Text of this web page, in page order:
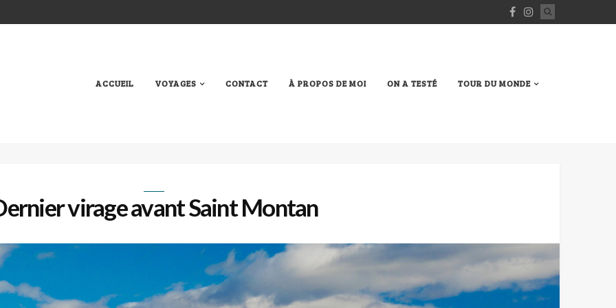
ACCUEIL VOYAGES CONTACT À PROPOS DE MOI ON A TESTÉ TOUR DU MONDE
virage avant Saint Montan